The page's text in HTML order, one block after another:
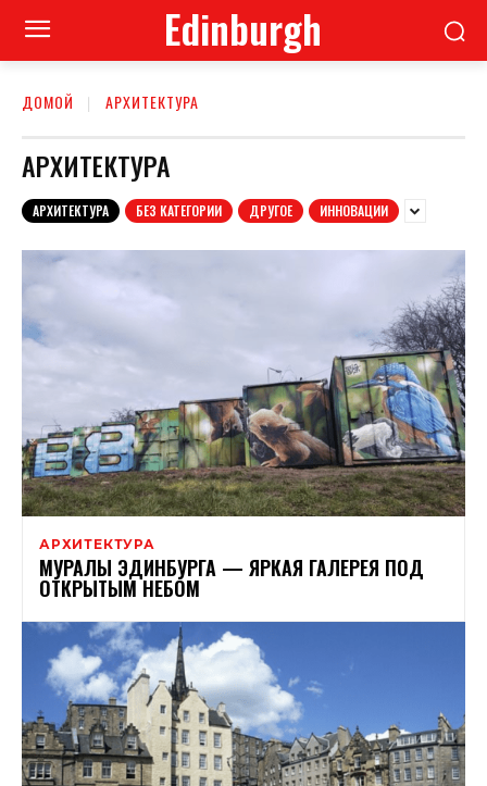
Edinburgh
ДОМОЙ АРХИТЕКТУРА
АРХИТЕКТУРА
АРХИТЕКТУРА БЕЗ КАТЕГОРИИ ДРУГОЕ ИННОВАЦИИ
АРХИТЕКТУРА
МУРАЛЫ ЭДИНБУРГА — ЯРКАЯ ГАЛЕРЕЯ ПОД
ОТКРЫТЫМ НЕБОМ